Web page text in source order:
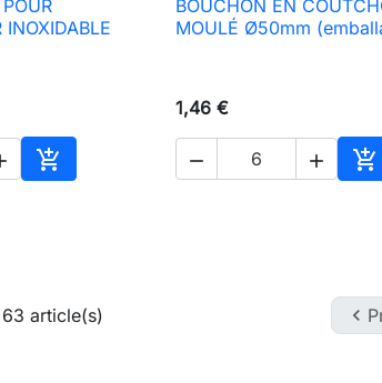
rapide
INOXIDABLE

Ajouter au panier
 Aperçu
BOUCHON EN
MOULÉ Ø50mm
1,46 €
  
article(s) 